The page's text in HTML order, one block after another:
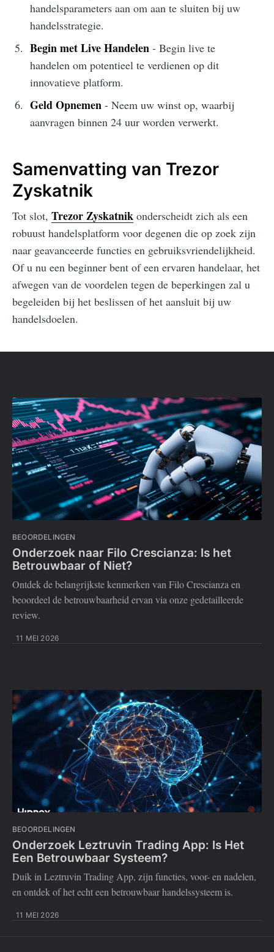
handelsparameters aan om aan te sluiten bij uw
handelsstrategie.
Begin met Live Handelen- Begin live te
handelen om potentieel te verdienen op dit
innovatieve platform.
Geld Opnemen- Neem uw winst op, waarbij
aanvragen binnen 24 uur worden verwerkt.
Samenvatting van Trezor
Zyskatnik
Tot slot, Trezor Zyskatnik onderscheidt zich als een
robuust handelsplatform voor degenen die op zoek zijn
naar geavanceerde functies en gebruiksvriendelijkheid.
Of u nu een beginner bent of een ervaren handelaar, het
afwegen van de voordelen tegen de beperkingen zal u
begeleiden bij het beslissen of het aansluit bij uw
handelsdoelen.
BEOORDELINGEN
Onderzoek naar Filo Crescianza: Is het
Betrouwbaar of Niet?
Ontdek de belangrijkste kenmerken van Filo Crescianza en
beoordeel de betrouwbaarheid ervan via onze gedetailleerde
review.
11 MEI 2026
BEOORDELINGEN
Onderzoek Leztruvin Trading App: Is Het
Een Betrouwbaar Systeem?
Duik in Leztruvin Trading App, zijn functies, voor- en nadelen,
en ontdek of het echt een betrouwbaar handelssysteem is.
11 MEI 2026